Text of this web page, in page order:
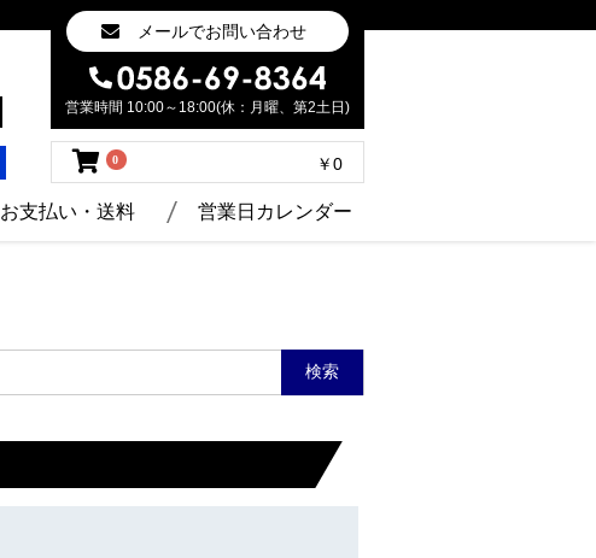
メールでお問い合わせ
営業時間 10:00～18:00(休：月曜、第2土日)
0 ￥0
お支払い・送料 営業日カレンダー
検索